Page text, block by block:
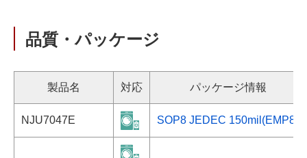
品質・パッケージ
製品名 対応 パッケージ情報
NJU7047E SOP8 JEDEC 150mil(EMP8)